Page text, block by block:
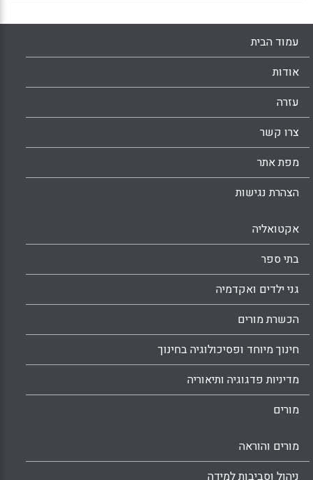
עמוד הבית
אודות
עזרה
צרו קשר
מפת אתר
הצהרת נגישות
אקטואליה
בתי ספר
גני ילדים ואקדמיה
הכשרת מורים
חינוך מיוחד ופסיכולוגיה בחינוך
מדיניות פדגוגיה ותיאוריה
מורים
מורים והוראה
ניהול וסביבות למידה